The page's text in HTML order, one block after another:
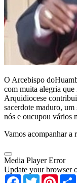
O Arcebispo
com muita alegria que
Arquidiocese
sacerdote maduro,
nós e oucupou vários
Vamos acompanhar a
Media Player Error
Update your browser
Facebook
Twitter